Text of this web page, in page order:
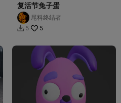
复活节兔子蛋
尾料终结者
 5 5